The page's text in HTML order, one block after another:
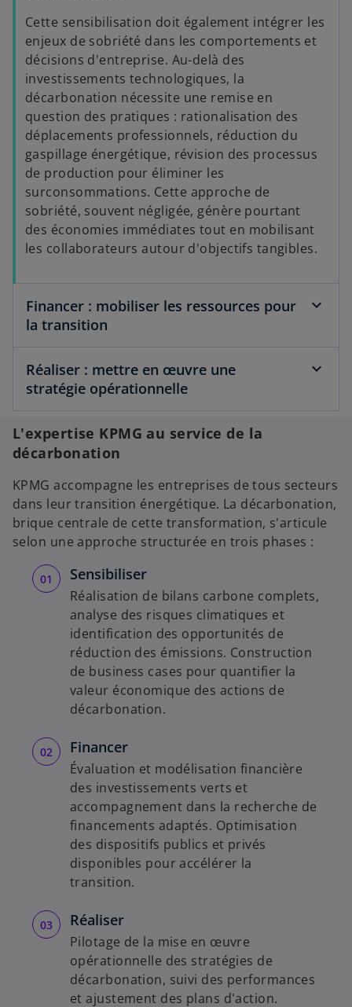
Cette sensibilisation doit également intégrer les
enjeux de sobriété dans les comportements et
décisions d'entreprise. Au-delà des
investissements technologiques, la
décarbonation nécessite une remise en
question des pratiques : rationalisation des
déplacements professionnels, réduction du
gaspillage énergétique, révision des processus
de production pour éliminer les
surconsommations. Cette approche de
sobriété, souvent négligée, génère pourtant
des économies immédiates tout en mobilisant
les collaborateurs autour d'objectifs tangibles.
Financer : mobiliser les ressources pour
la transition
Réaliser : mettre en œuvre une
stratégie opérationnelle
L'expertise KPMG au service de la
décarbonation
KPMG accompagne les entreprises de tous secteurs
dans leur transition énergétique. La décarbonation,
brique centrale de cette transformation, s'articule
selon une approche structurée en trois phases :
Sensibiliser
Réalisation de bilans carbone complets,
analyse des risques climatiques et
identification des opportunités de
réduction des émissions. Construction
de business cases pour quantifier la
valeur économique des actions de
décarbonation.
Financer
Évaluation et modélisation financière
des investissements verts et
accompagnement dans la recherche de
financements adaptés. Optimisation
des dispositifs publics et privés
disponibles pour accélérer la
transition.
Réaliser
Pilotage de la mise en œuvre
opérationnelle des stratégies de
décarbonation, suivi des performances
et ajustement des plans d'action.